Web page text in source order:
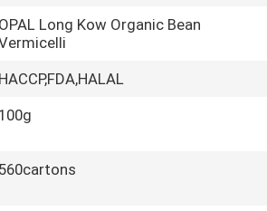
OPAL Long Kow Organic Bean
HACCP,FDA,HALAL
100g
560cartons